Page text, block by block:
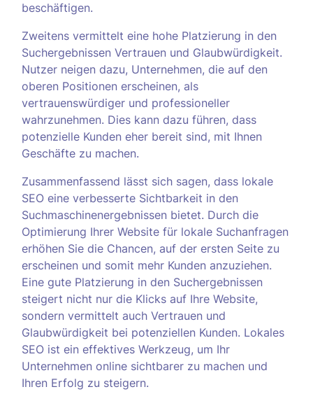
beschäftigen.
Zweitens vermittelt eine hohe Platzierung in den
Suchergebnissen Vertrauen und Glaubwürdigkeit.
Nutzer neigen dazu, Unternehmen, die auf den
oberen Positionen erscheinen, als
vertrauenswürdiger und professioneller
wahrzunehmen. Dies kann dazu führen, dass
potenzielle Kunden eher bereit sind, mit Ihnen
Geschäfte zu machen.
Zusammenfassend lässt sich sagen, dass lokale
SEO eine verbesserte Sichtbarkeit in den
Suchmaschinenergebnissen bietet. Durch die
Optimierung Ihrer Website für lokale Suchanfragen
erhöhen Sie die Chancen, auf der ersten Seite zu
erscheinen und somit mehr Kunden anzuziehen.
Eine gute Platzierung in den Suchergebnissen
steigert nicht nur die Klicks auf Ihre Website,
sondern vermittelt auch Vertrauen und
Glaubwürdigkeit bei potenziellen Kunden. Lokales
SEO ist ein effektives Werkzeug, um Ihr
Unternehmen online sichtbarer zu machen und
Ihren Erfolg zu steigern.